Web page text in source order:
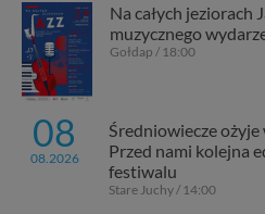
Na całych jeziorach
muzycznego
Gołdap / 18:00
08
08.2026
Średniowiecze ożyje
Przed nami kolejna
festiwalu
Stare Juchy / 14:00